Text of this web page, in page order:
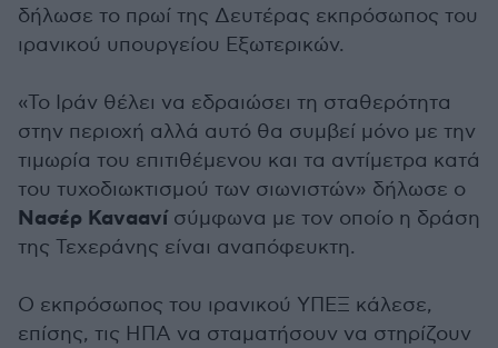
δήλωσε το πρωί της Δευτέρας εκπρόσωπος του
ιρανικού υπουργείου Εξωτερικών.
«Το Ιράν θέλει να εδραιώσει τη σταθερότητα
στην περιοχή αλλά αυτό θα συμβεί μόνο με την
τιμωρία του επιτιθέμενου και τα αντίμετρα κατά
του τυχοδιωκτισμού των σιωνιστών» δήλωσε ο
Νασέρ Καναανίσύμφωνα με τον οποίο η δράση
της Τεχεράνης είναι αναπόφευκτη.
Ο εκπρόσωπος του ιρανικού ΥΠΕΞ κάλεσε,
επίσης, τις ΗΠΑ να σταματήσουν να στηρίζουν